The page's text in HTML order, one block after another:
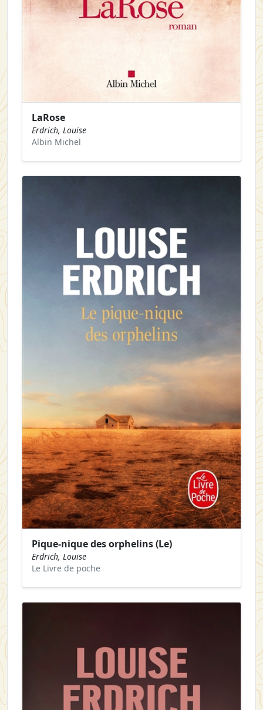
LaRose
Erdrich, Louise
Albin Michel
Pique-nique des orphelins (Le)
Erdrich, Louise
Le Livre de poche